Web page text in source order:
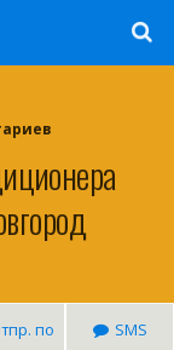
по
SMS